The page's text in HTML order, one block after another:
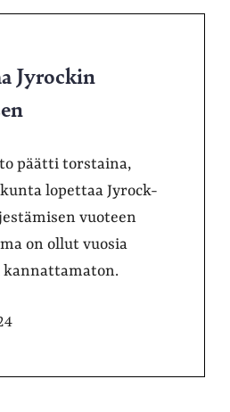
Jyrockin
päätti torstaina,
lopettaa Jyrock-
vuoteen
on ollut vuosia